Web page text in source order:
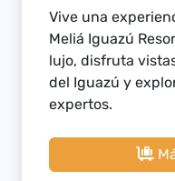
Vive una
Meliá Iguazú
lujo, disfruta
del Iguazú y
expertos.